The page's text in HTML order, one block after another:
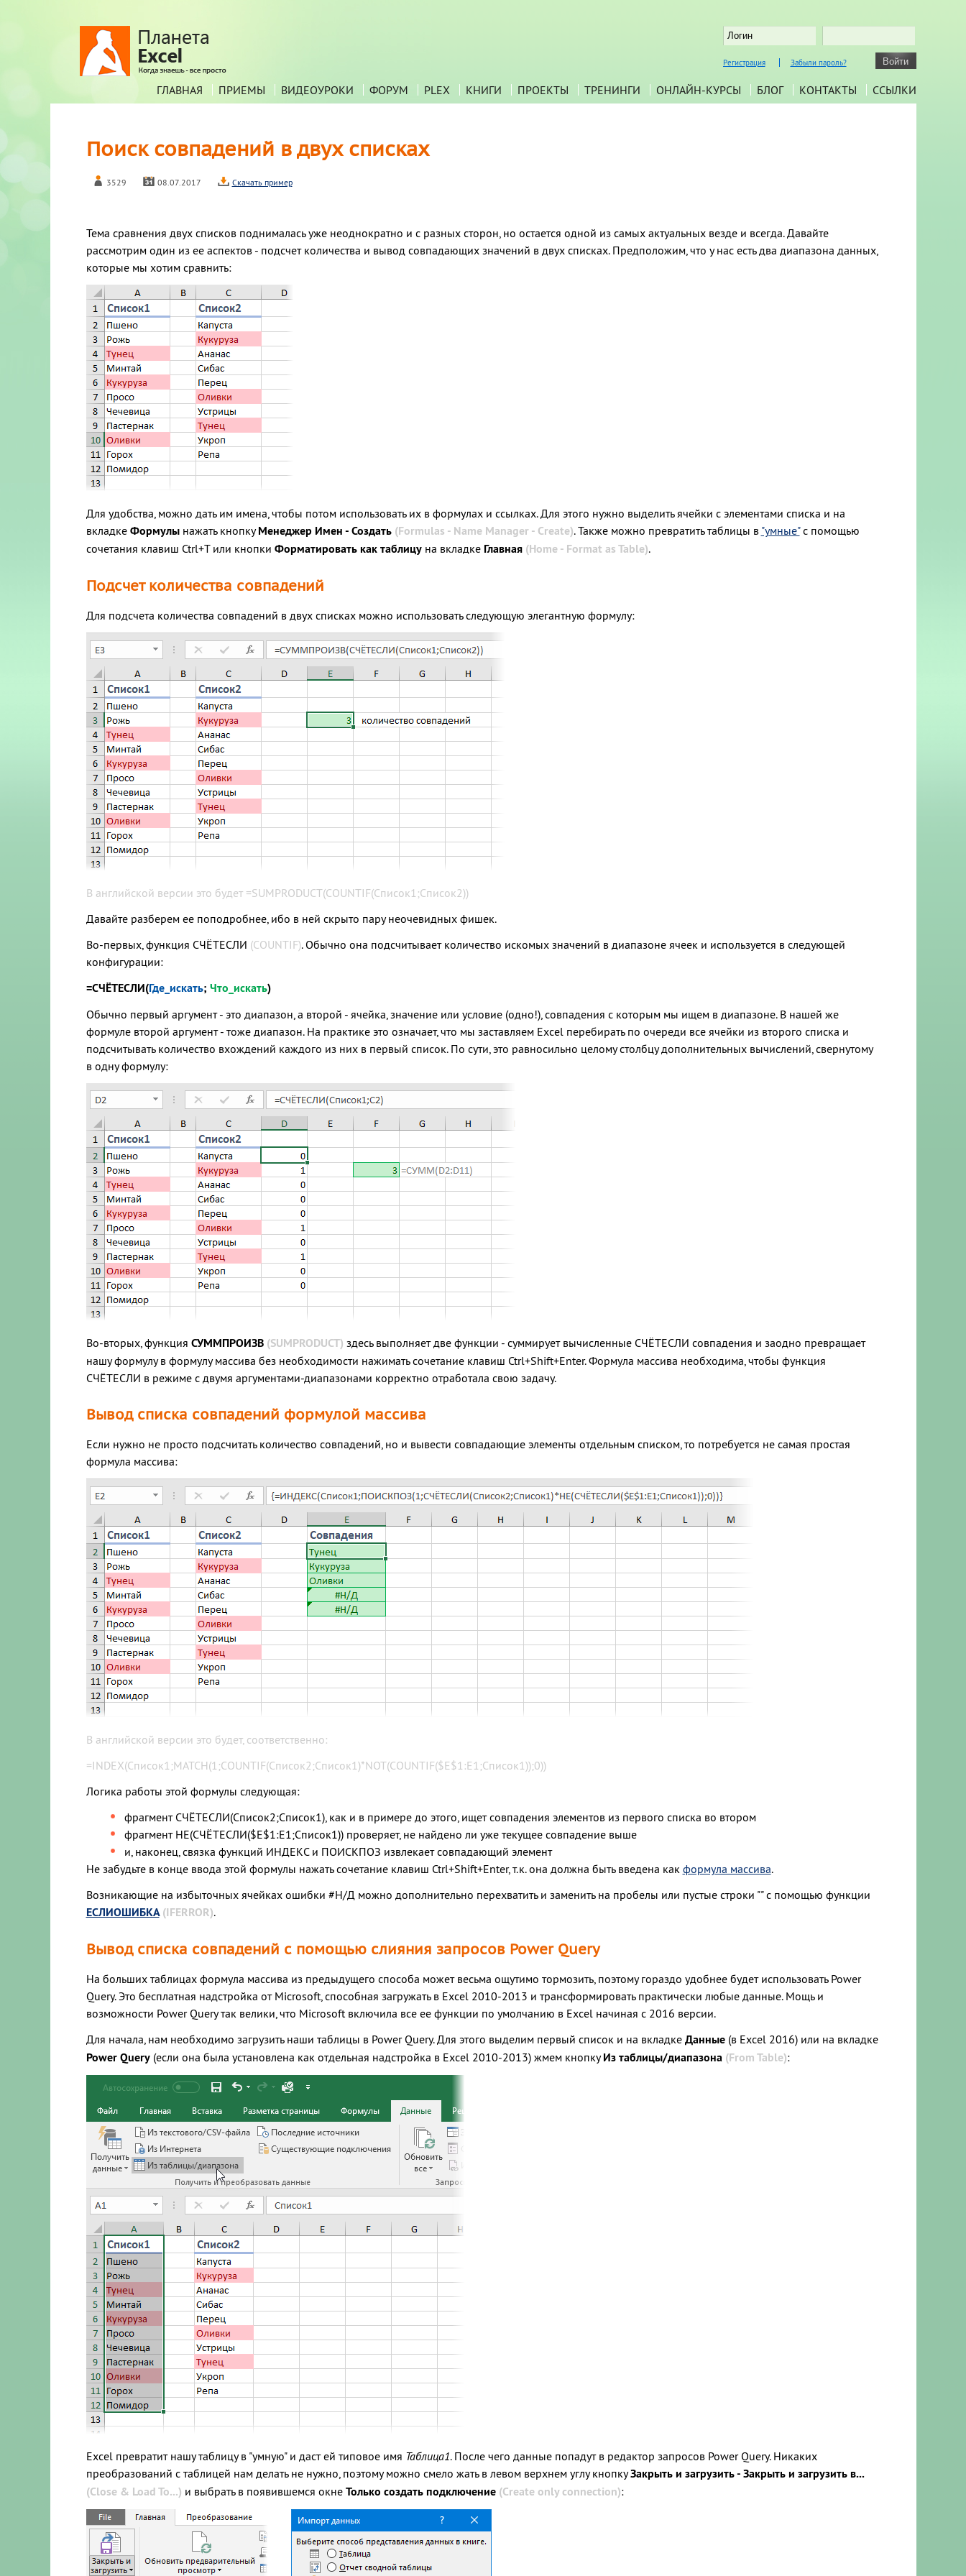
Регистрация Забыли пароль?
ГЛАВНАЯ ПРИЕМЫ ВИДЕОУРОКИ ФОРУМ PLEX КНИГИ ПРОЕКТЫ ТРЕНИНГИ ОНЛАЙН-КУРСЫ БЛОГ КОНТАКТЫ ССЫЛКИ
Поиск совпадений в двух списках
3529 08.07.2017 Скачать пример
Тема сравнения двух списков поднималась уже неоднократно и с разных сторон, но остается одной из самых актуальных везде и всегда. Давайте
рассмотрим один из ее аспектов - подсчет количества и вывод совпадающих значений в двух списках. Предположим, что у нас есть два диапазона данных,
которые мы хотим сравнить:
Для удобства, можно дать им имена, чтобы потом использовать их в формулах и ссылках. Для этого нужно выделить ячейки с элементами списка и на
вкладке Формулы нажать кнопкуМенеджер Имен - Создать (Formulas - Name Manager - Create). Также можно превратить таблицы в "умные"с помощью
сочетания клавиш Ctrl+Tили кнопки Форматировать как таблицуна вкладке Главная (Home - Format as Table).
Подсчет количества совпадений
Для подсчета количества совпадений в двух списках можно использовать следующую элегантную формулу:
В английской версии это будет =SUMPRODUCT(COUNTIF(Список1;Список2))
Давайте разберем ее поподробнее, ибо в ней скрыто пару неочевидных фишек.
Во-первых, функция СЧЁТЕСЛИ (COUNTIF). Обычно она подсчитывает количество искомых значений в диапазоне ячеек и используется в следующей
конфигурации:
=СЧЁТЕСЛИ(Где_искать; Что_искать)
Обычно первый аргумент - это диапазон, а второй - ячейка, значение или условие (одно!), совпадения с которым мы ищем в диапазоне. В нашей же
формуле второй аргумент - тоже диапазон. На практике это означает, что мы заставляем Excel перебирать по очереди все ячейки из второго списка и
подсчитывать количество вхождений каждого из них в первый список. По сути, это равносильно целому столбцу дополнительных вычислений, свернутому
в одну формулу:
Во-вторых, функция СУММПРОИЗВ (SUMPRODUCT) здесь выполняет две функции - суммирует вычисленные СЧЁТЕСЛИ совпадения и заодно превращает
нашу формулу в формулу массива без необходимости нажимать сочетание клавиш Ctrl+Shift+Enter. Формула массива необходима, чтобы функция
СЧЁТЕСЛИ в режиме с двумя аргументами-диапазонами корректно отработала свою задачу.
Вывод списка совпадений формулой массива
Если нужно не просто подсчитать количество совпадений, но и вывести совпадающие элементы отдельным списком, то потребуется не самая простая
формула массива:
В английской версии это будет, соответственно:
=INDEX(Список1;MATCH(1;COUNTIF(Список2;Список1)*NOT(COUNTIF($E$1:E1;Список1));0))
Логика работы этой формулы следующая:
фрагмент СЧЁТЕСЛИ(Список2;Список1), как и в примере до этого, ищет совпадения элементов из первого списка во втором
фрагмент НЕ(СЧЁТЕСЛИ($E$1:E1;Список1)) проверяет, не найдено ли уже текущее совпадение выше
и, наконец, связка функций ИНДЕКС и ПОИСКПОЗ извлекает совпадающий элемент
Не забудьте в конце ввода этой формулы нажать сочетание клавиш Ctrl+Shift+Enter, т.к. она должна быть введена как формула массива.
Возникающие на избыточных ячейках ошибки #Н/Д можно дополнительно перехватить и заменить на пробелы или пустые строки "" с помощью функции
ЕСЛИОШИБКА (IFERROR).
Вывод списка совпадений с помощью слияния запросов Power Query
На больших таблицах формула массива из предыдущего способа может весьма ощутимо тормозить, поэтому гораздо удобнее будет использовать Power
Query. Это бесплатная надстройка от Microsoft, способная загружать в Excel 2010-2013 и трансформировать практически любые данные. Мощь и
возможности Power Query так велики, что Microsoft включила все ее функции по умолчанию в Excel начиная с 2016 версии.
Для начала, нам необходимо загрузить наши таблицы в Power Query. Для этого выделим первый список и на вкладке Данные (в Excel 2016) или на вкладке
Power Query(если она была установлена как отдельная надстройка в Excel 2010-2013) жмем кнопкуИз таблицы/диапазона (From Table):
Excel превратит нашу таблицу в "умную" и даст ей типовое имя Таблица1. После чего данные попадут в редактор запросов Power Query. Никаких
преобразований с таблицей нам делать не нужно, поэтому можно смело жать в левом верхнем углу кнопкуЗакрыть и загрузить - Закрыть и загрузить в...
(Close & Load To...) и выбрать в появившемся окне Только создать подключение (Create only connection):